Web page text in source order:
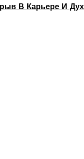
В Карьере И